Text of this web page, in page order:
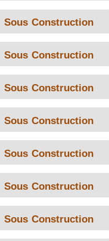
Sous Construction
Sous Construction
Sous Construction
Sous Construction
Sous Construction
Sous Construction
Sous Construction